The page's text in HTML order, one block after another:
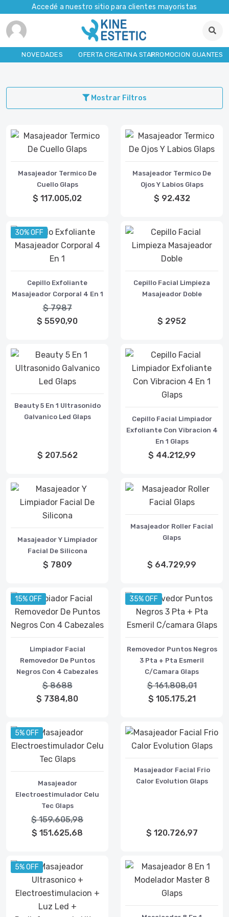
Accedé a nuestro sitio para clientes mayoristas
NOVEDADES OFERTA CREATINA STARPROMOCION GUANTES
Mostrar Filtros
Masajeador Termico De
Cuello Glaps
$ 117.005,02
Masajeador Termico De
Ojos Y Labios Glaps
$ 92.432
30% OFF
Cepillo Exfoliante
Masajeador Corporal 4 En 1
$ 7987
$ 5590,90
Cepillo Facial Limpieza
Masajeador Doble
$ 2952
Beauty 5 En 1 Ultrasonido
Galvanico Led Glaps
$ 207.562
Cepillo Facial Limpiador
Exfoliante Con Vibracion 4
En 1 Glaps
$ 44.212,99
Masajeador Y Limpiador
Facial De Silicona
$ 7809
Masajeador Roller Facial
Glaps
$ 64.729,99
15% OFF
Limpiador Facial
Removedor De Puntos
Negros Con 4 Cabezales
$ 8688
$ 7384,80
35% OFF
Removedor Puntos Negros
3 Pta + Pta Esmeril
C/camara Glaps
$ 161.808,01
$ 105.175,21
5% OFF
Masajeador
Electroestimulador Celu
Tec Glaps
$ 159.605,98
$ 151.625,68
Masajeador Facial Frio
Calor Evolution Glaps
$ 120.726,97
5% OFF